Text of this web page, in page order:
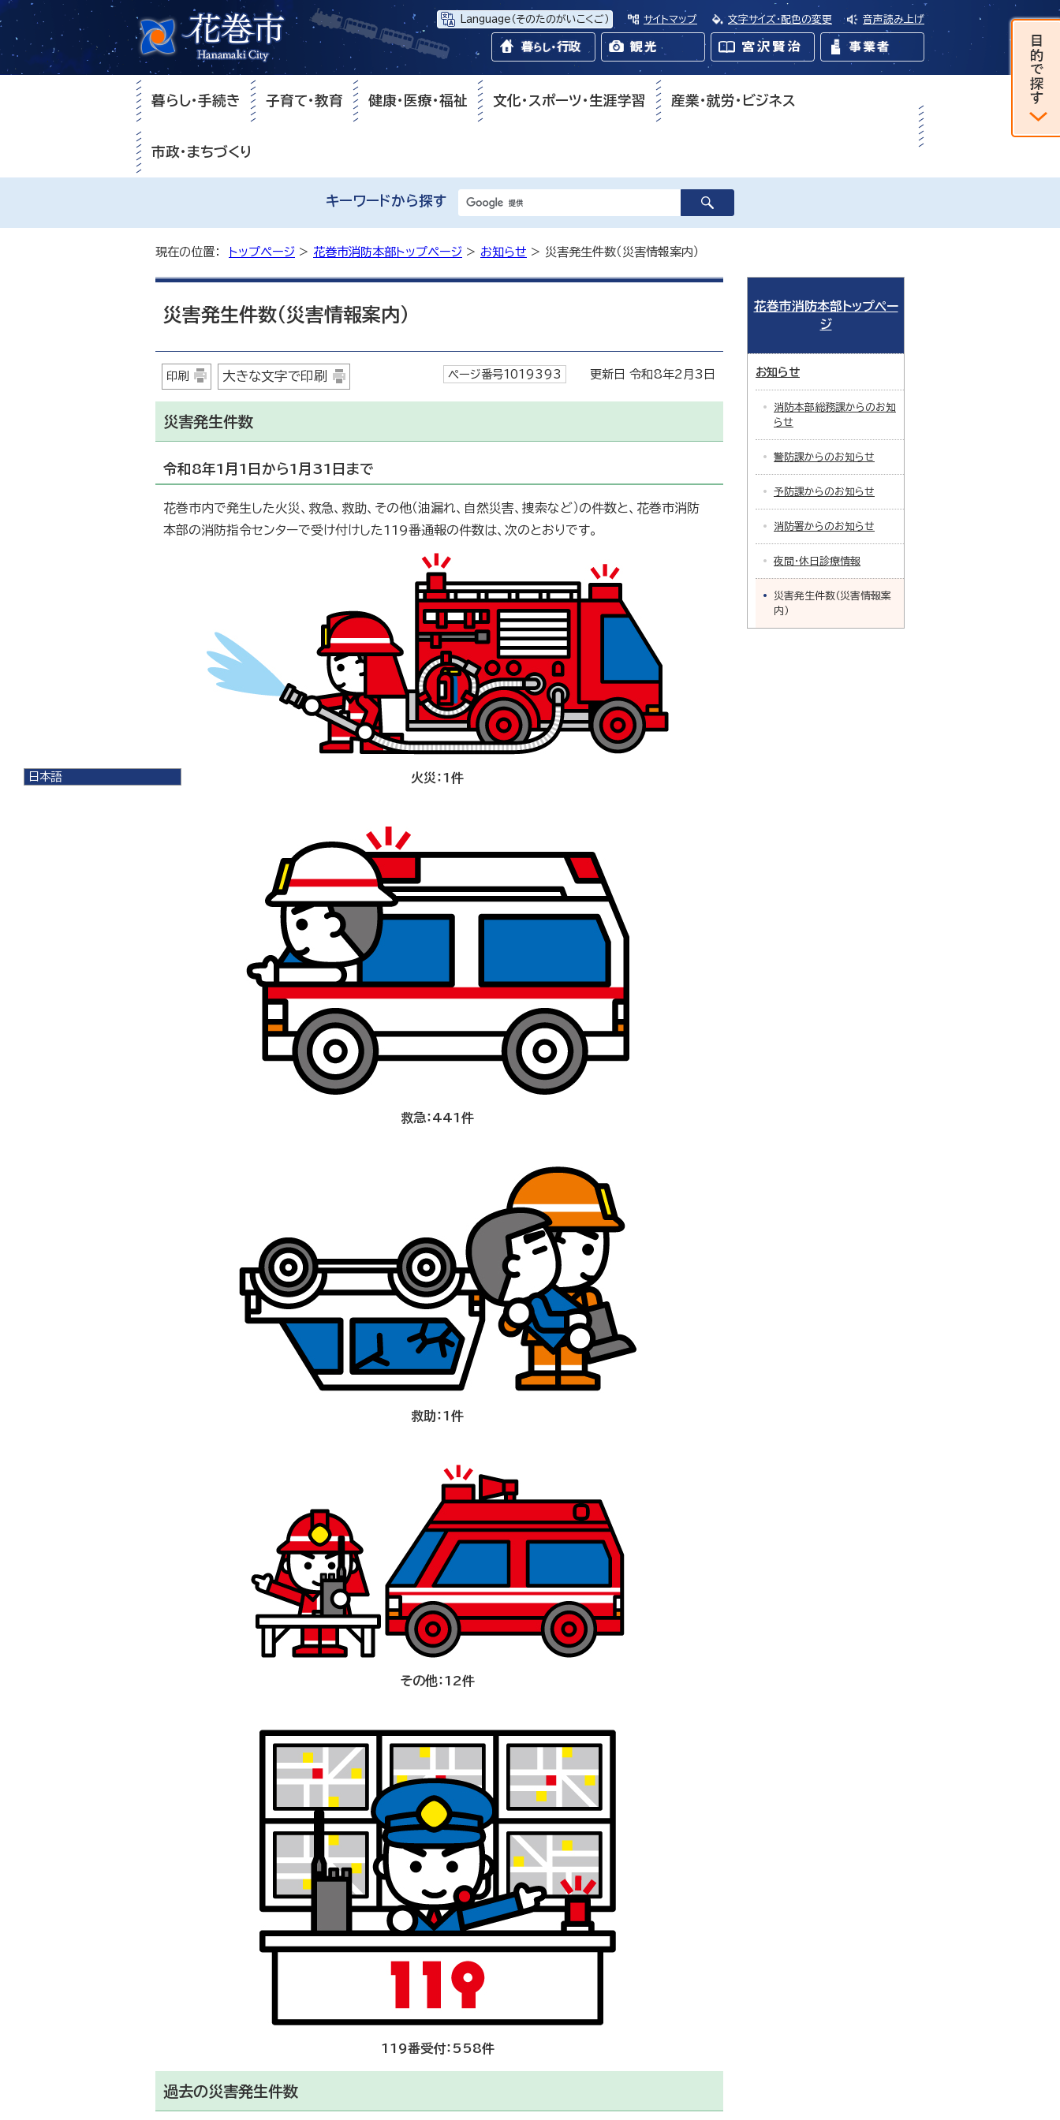
Language （そのたのがいこくご） サイトマップ 文字サイズ・配色の変更 音声読み上げ
日本語
暮らし・手続き 子育て・教育 健康・医療・福祉 文化・スポーツ・生涯学習 産業・就労・ビジネス
市政・まちづくり
キーワードから探す
現在の位置： トップページ > 花巻市消防本部トップページ > お知らせ > 災害発生件数（災害情報案内）
災害発生件数（災害情報案内）
印刷 大きな文字で印刷 ページ番号1019393 更新日 令和8年2月3日
災害発生件数
令和8年1月1日から1月31日まで
花巻市内で発生した火災、救急、救助、その他（油漏れ、自然災害、捜索など）の件数と、花巻市消防
本部の消防指令センターで受け付けした119番通報の件数は、次のとおりです。
火災：1件
救急：441件
救助：1件
その他：12件
119番受付：558件
過去の災害発生件数
花巻市消防本部トップペー
ジ
お知らせ
消防本部総務課からのお知
らせ
警防課からのお知らせ
予防課からのお知らせ
消防署からのお知らせ
夜間・休日診療情報
災害発生件数（災害情報案
内）